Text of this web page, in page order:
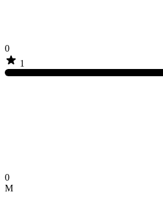
0
1
0
M